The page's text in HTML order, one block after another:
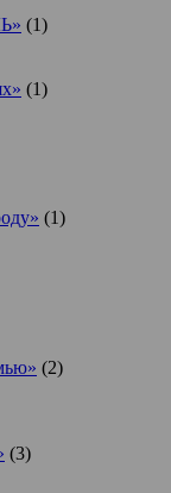
(1)
(1)
(1)
(2)
(3)